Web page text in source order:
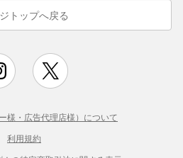
トップへ戻る
様・広告代理店様）について
利用規約